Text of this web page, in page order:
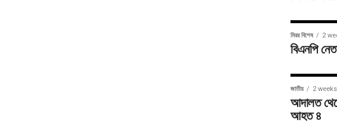
মিরর বিশেষ 2
বিএনপি
জাতীয় 2
আদালত
আহত ৪
সারাদেশ 3
সভায়
টমটম
নির্ধারণ